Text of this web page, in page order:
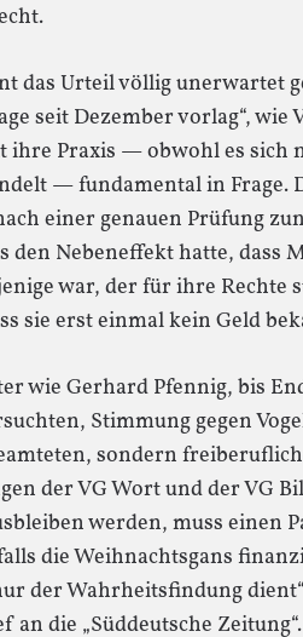
das Urteil völlig unerwartet
seit Dezember vorlag“, wie
ihre Praxis — obwohl es sich
— fundamental in Frage.
einer genauen Prüfung
den Nebeneffekt hatte, dass
war, der für ihre Rechte
sie erst einmal kein Geld
wie Gerhard Pfennig, bis
Stimmung gegen
sondern
der VG Wort und der VG
werden, muss einen
die Weihnachtsgans
der Wahrheitsfindung
an die „Süddeutsche